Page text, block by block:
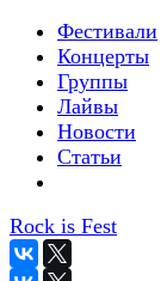
Фестивали
Концерты
Группы
Лайвы
Новости
Статьи
Rock is Fest